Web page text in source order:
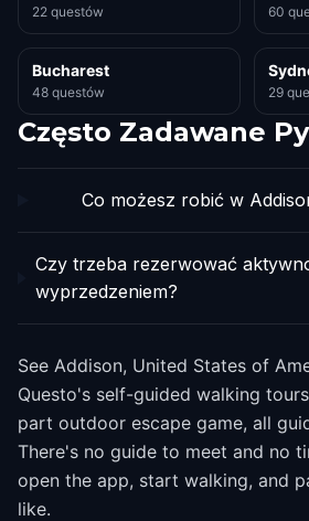
22 questów 60
Bucharest
48 questów 29
Często Zadawane
Co możesz robić w
Czy trzeba rezerwować
wyprzedzeniem?
See Addison, United States of
Questo's self-guided walking
part outdoor escape game, all
There's no guide to meet and no
open the app, start walking, and
like.